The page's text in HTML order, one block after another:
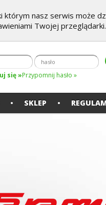
którym nasz serwis może
Twojej
się »Przypomnij hasło »
SKLEP